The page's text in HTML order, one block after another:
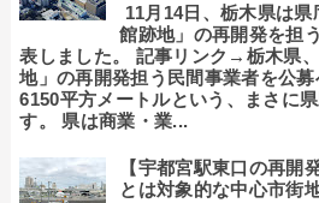
11月14日、栃木県は
館跡地」の再開発を担
表しました。 記事リンク→栃木県
地」の再開発担う民間事業者を公
6150平方メートルという、まさに
す。 県は商業・業...
【宇都宮駅東口の再開
とは対象的な中心市街